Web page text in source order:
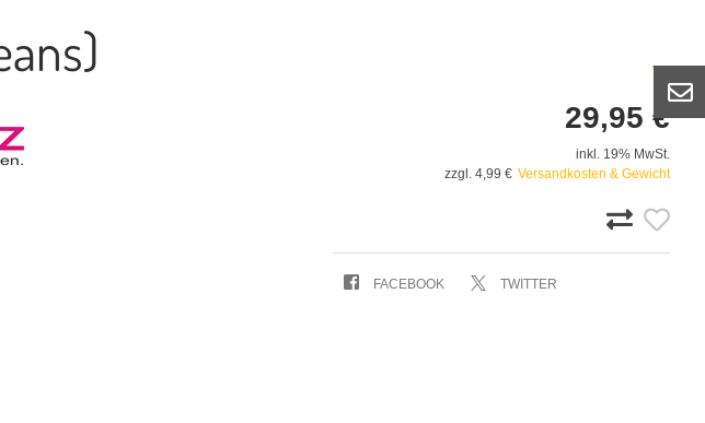
29,95 €
inkl. 19% MwSt.
zzgl. 4,99 € Versandkosten & Gewicht
FACEBOOK TWITTER